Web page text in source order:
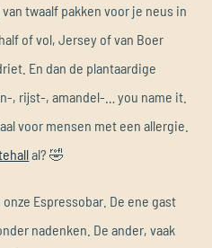
twaalf pakken voor je neus in
of vol, Jersey of van Boer
En dan de plantaardige
, rijst-, amandel-… you name it.
voor mensen met een allergie.
al? 🤣
Espressobar. De ene gast
nadenken. De ander, vaak